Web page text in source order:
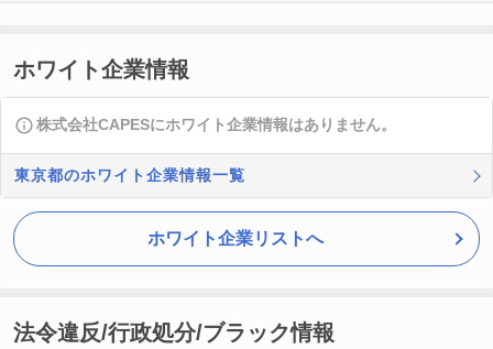
ホワイト企業情報
株式会社CAPESにホワイト企業情報はありません。
東京都のホワイト企業情報一覧
ホワイト企業リストへ
法令違反/行政処分/ブラック情報